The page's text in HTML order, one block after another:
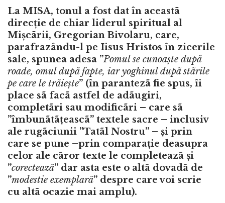
La MISA, tonul a fost dat în aceastã
direcție de chiar liderul spiritual al
Mișcãrii, Gregorian Bivolaru, care,
parafrazându-l pe Iisus Hristos în zicerile
sale, spunea adesa ”Pomul se cunoaște dupã
roade, omul dupã fapte, iar yoghinul dupã stãrile
pe care le trãiește” (în parantezã fie spus, îi
place sã facã astfel de adãugiri,
completãri sau modificãri – care sã
”îmbunãtãțeascã” textele sacre – inclusiv
ale rugãciunii ”Tatãl Nostru” – și prin
care se pune –prin comparație deasupra
celor ale cãror texte le completeazã și
”corecteazã” dar asta este o altã dovadã de
”modestie exemplarã” despre care voi scrie
cu altã ocazie mai amplu).